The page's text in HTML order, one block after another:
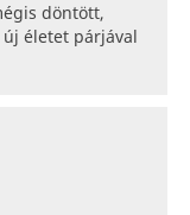
döntött,
életet párjával